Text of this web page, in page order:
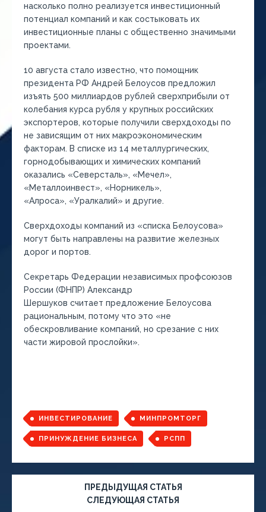
насколько полно реализуется инвестиционный
потенциал компаний и как состыковать их
инвестиционные планы с общественно значимыми
проектами.
10 августа стало известно, что помощник
президента РФ Андрей Белоусов предложил
изъять 500 миллиардов рублей сверхприбыли от
колебания курса рубля у крупных российских
экспортеров, которые получили сверхдоходы по
не зависящим от них макроэкономическим
факторам. В списке из 14 металлургических,
горнодобывающих и химических компаний
оказались «Северсталь», «Мечел»,
«Металлоинвест», «Норникель»,
«Алроса», «Уралкалий» и другие.
Сверхдоходы компаний из «списка Белоусова»
могут быть направлены на развитие железных
дорог и портов.
Секретарь Федерации независимых профсоюзов
России (ФНПР) Александр
Шершуков считает предложение Белоусова
рациональным, потому что это «не
обескровливание компаний, но срезание с них
части жировой прослойки».
ИНВЕСТИРОВАНИЕ МИНПРОМТОРГ
ПРИНУЖДЕНИЕ БИЗНЕСА РСПП
ПРЕДЫДУЩАЯ СТАТЬЯ
СЛЕДУЮЩАЯ СТАТЬЯ